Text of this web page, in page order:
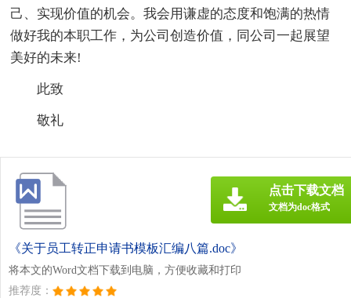
己、实现价值的机会。我会用谦虚的态度和饱满的热情
做好我的本职工作，为公司创造价值，同公司一起展望
美好的未来!
此致
敬礼
《关于员工转正申请书模板汇编八篇.doc》
将本文的Word文档下载到电脑，方便收藏和打印
推荐度：
点击下载文档
文档为doc格式